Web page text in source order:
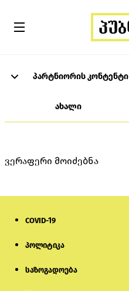
პარტნიორის კონტენტი
ახალი
ვერაფერი მოიძებნა
COVID-19
პოლიტიკა
საზოგადოება